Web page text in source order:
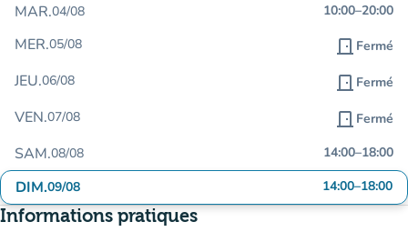
MAR.04/08 10:00–20:00
MER.05/08 door_front Fermé
JEU.06/08 door_front Fermé
VEN.07/08 door_front Fermé
SAM.08/08 14:00–18:00
DIM.09/08 14:00–18:00
Informations pratiques